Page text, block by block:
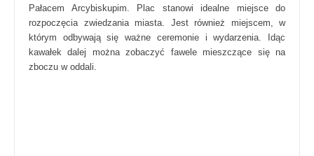
Pałacem Arcybiskupim. Plac stanowi idealne miejsce do
rozpoczęcia zwiedzania miasta. Jest również miejscem, w
którym odbywają się ważne ceremonie i wydarzenia. Idąc
kawałek dalej można zobaczyć fawele mieszczące się na
zboczu w oddali.